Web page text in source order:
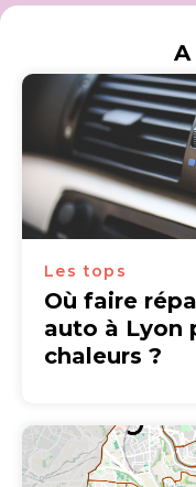
A
Les tops
Où faire
auto à Lyon
chaleurs ?